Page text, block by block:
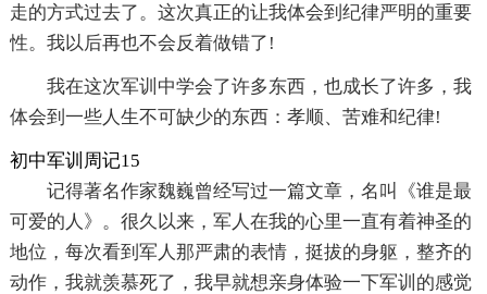
走的方式过去了。这次真正的让我体会到纪律严明的重要
性。我以后再也不会反着做错了!
我在这次军训中学会了许多东西，也成长了许多，我
体会到一些人生不可缺少的东西：孝顺、苦难和纪律!
初中军训周记15
记得著名作家魏巍曾经写过一篇文章，名叫《谁是最
可爱的人》。很久以来，军人在我的心里一直有着神圣的
地位，每次看到军人那严肃的表情，挺拔的身躯，整齐的
动作，我就羡慕死了，我早就想亲身体验一下军训的感觉